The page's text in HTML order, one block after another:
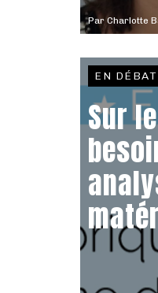
Par Charlotte
EN DÉBAT
Sur